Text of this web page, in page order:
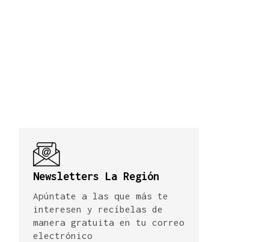
Newsletters La Región
Apúntate a las que más te
interesen y recíbelas de
manera gratuita en tu correo
electrónico